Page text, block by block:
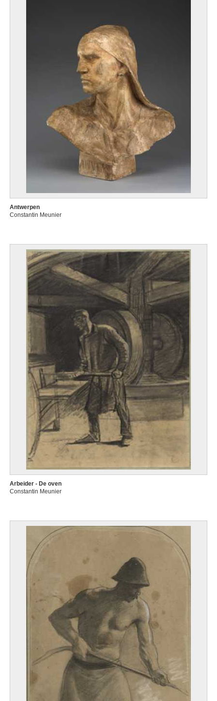
Antwerpen
Constantin Meunier
Arbeider - De oven
Constantin Meunier